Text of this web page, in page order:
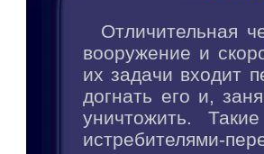
Отличительная
вооружение и
их задачи входит
догнать его и,
уничтожить.
истребителями-